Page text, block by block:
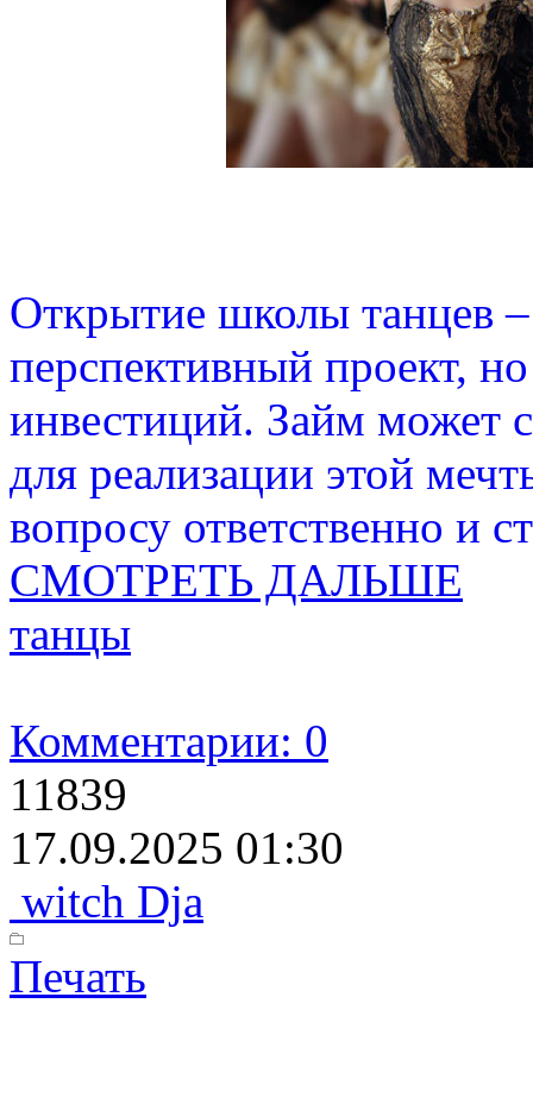
Открытие школы танцев
перспективный проект,
инвестиций. Займ может
для реализации этой
вопросу ответственно и
СМОТРЕТЬ ДАЛЬШЕ
танцы
Комментарии: 0
11839
17.09.2025 01:30
witch Dja
Печать